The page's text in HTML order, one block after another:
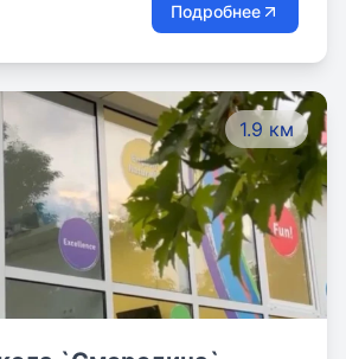
Подробнее
1.9 км